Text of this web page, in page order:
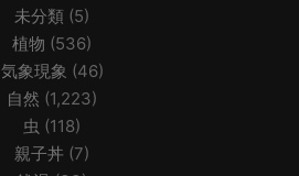
未分類 (5)
植物 (536)
気象現象 (46)
自然 (1,223)
虫 (118)
親子丼 (7)